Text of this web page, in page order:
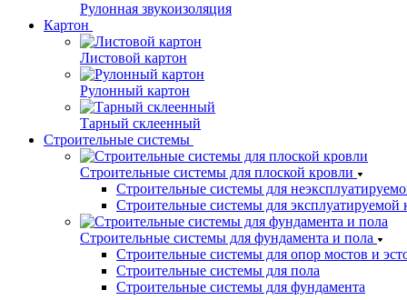
Рулонная звукоизоляция
Картон
Листовой картон
Рулонный картон
Тарный склеенный
Строительные системы
Строительные системы для плоской кровли
Строительные системы для
Строительные системы для эксплуатируемой
Строительные системы для фундамента и пола
Строительные системы для опор мостов и
Строительные системы для пола
Строительные системы для фундамента